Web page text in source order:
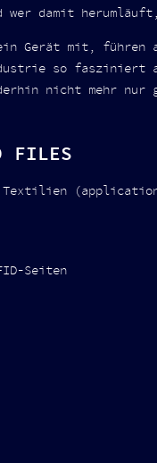
wer damit
Gerät mit, führen
so fasziniert
nicht mehr
FILES
Textilien
Seiten